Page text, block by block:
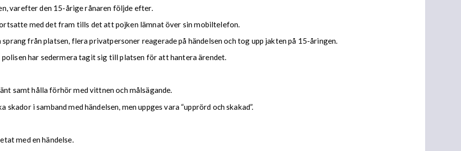
varefter den 15-årige rånaren följde efter.
med det fram tills det att pojken lämnat över sin mobiltelefon.
från platsen, flera privatpersoner reagerade på händelsen och tog upp jakten på 15-åringen.
har sedermera tagit sig till platsen för att hantera ärendet.
samt hålla förhör med vittnen och målsägande.
i samband med händelsen, men uppges vara “upprörd och skakad”.
med en händelse.